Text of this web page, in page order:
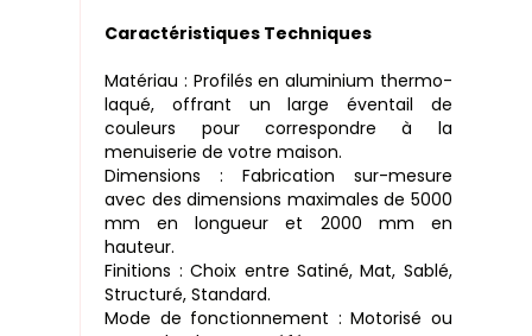
Caractéristiques Techniques
Matériau : Profilés en aluminium thermo-
laqué, offrant un large éventail de
couleurs pour correspondre à la
menuiserie de votre maison.
Dimensions : Fabrication sur-mesure
avec des dimensions maximales de 5000
mm en longueur et 2000 mm en
hauteur.
Finitions : Choix entre Satiné, Mat, Sablé,
Structuré, Standard.
Mode de fonctionnement : Motorisé ou